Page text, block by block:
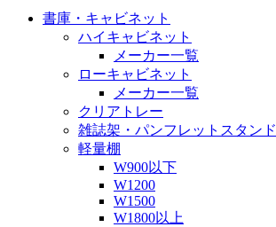
書庫・キャビネット
ハイキャビネット
メーカー一覧
ローキャビネット
メーカー一覧
クリアトレー
雑誌架・パンフレットスタンド
軽量棚
W900以下
W1200
W1500
W1800以上